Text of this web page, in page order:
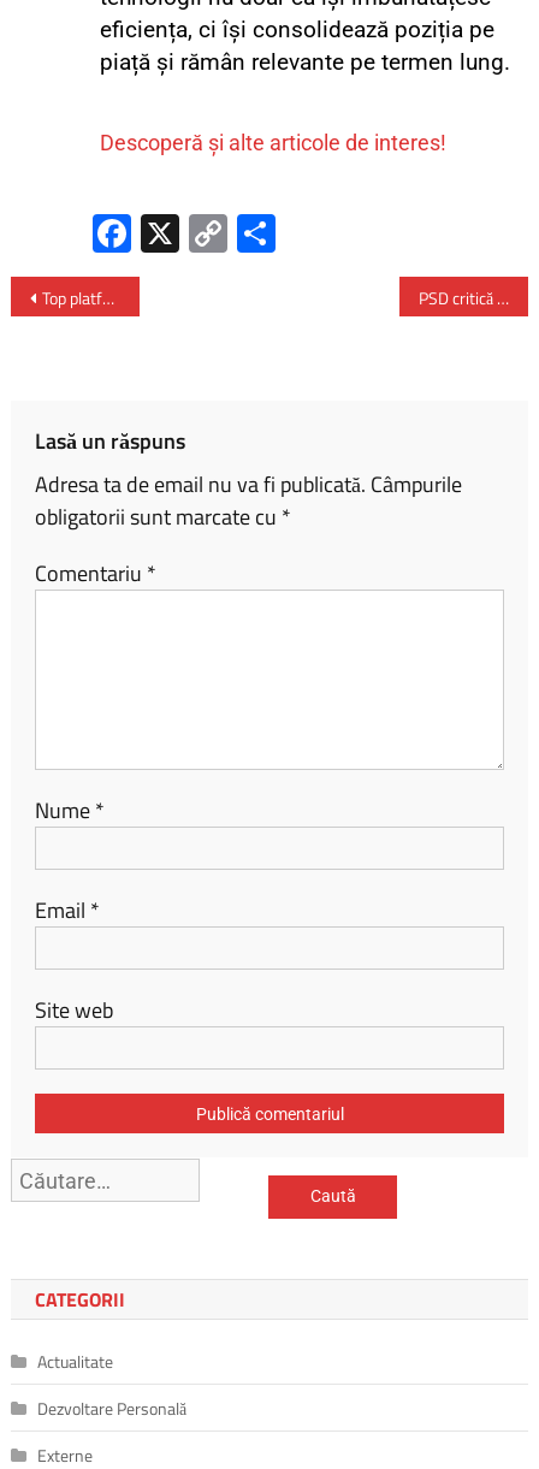
eficiența, ci își consolidează poziția pe
piață și rămân relevante pe termen lung.
Descoperă și alte articole de interes!
Fa
ce
b
X C
o
Top platforme de programare a conținutului în 2026 – comparația celor mai bune soluții PSD critică dur situația politică actuală și îl acuză pe Ilie Bolojan de blocaj guvernamental
Lasă un răspuns
Adresa ta de email nu va fi publicată. Câmpurile
obligatorii sunt marcate cu *
Comentariu *
Nume*
Email *
Site web
CATEGORII
Actualitate
Dezvoltare Personală
Externe